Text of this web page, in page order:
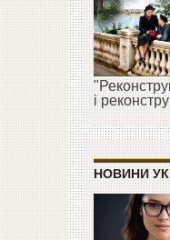
і
НОВИНИ